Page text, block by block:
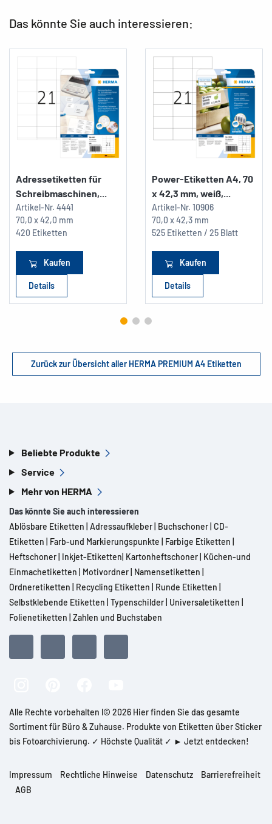
Das könnte Sie auch interessieren:
Adressetiketten für
Schreibmaschinen,...
Artikel-Nr. 4441
70,0 x 42,0 mm
420 Etiketten
Kaufen
Details
Power-Etiketten A4, 70
x 42,3 mm, weiß,...
Artikel-Nr. 10906
70,0 x 42,3 mm
525 Etiketten / 25 Blatt
Kaufen
Details
Zurück zur Übersicht aller HERMA PREMIUM A4 Etiketten
Beliebte Produkte
Service
Mehr von HERMA
Das könnte Sie auch interessieren
Ablösbare Etiketten Adressaufkleber Buchschoner CD-
Etiketten
Farb-und Markierungspunkte Farbige Etiketten
Heftschoner Inkjet-Etiketten Kartonheftschoner Küchen-und
Einmachetiketten
Motivordner Namensetiketten
Ordneretiketten
Recycling Etiketten Runde Etiketten
Selbstklebende Etiketten Typenschilder Universaletiketten
Folienetiketten Zahlen und Buchstaben
Alle Rechte vorbehalten l© 2026 Hier finden Sie das gesamte
Sortiment für Büro & Zuhause. Produkte von Etiketten über Sticker
bis Fotoarchivierung. ✓ Höchste Qualität ✓ ► Jetzt entdecken!
Impressum Rechtliche Hinweise Datenschutz
Barrierefreiheit
AGB